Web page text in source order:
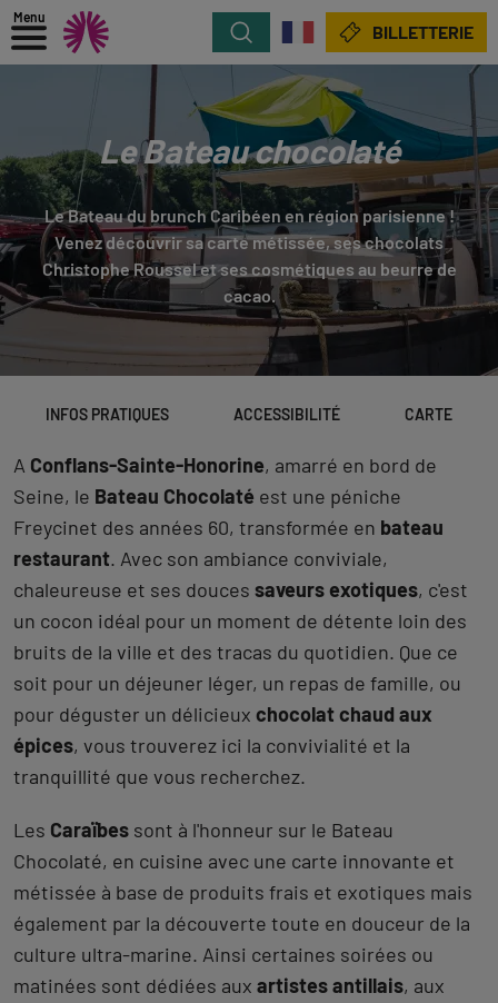
Menu
Rechercher BILLETTERIE
Le Bateau chocolaté
Le Bateau du brunch Caribéen en région parisienne !
Venez découvrir sa carte métissée, ses chocolats
Christophe Roussel et ses cosmétiques au beurre de
cacao.
INFOS PRATIQUES ACCESSIBILITÉ CARTE
A Conflans-Sainte-Honorine, amarré en bord de
Seine, le Bateau Chocolaté est une péniche
Freycinet des années 60, transformée en bateau
restaurant. Avec son ambiance conviviale,
chaleureuse et ses douces saveurs exotiques, c'est
un cocon idéal pour un moment de détente loin des
bruits de la ville et des tracas du quotidien. Que ce
soit pour un déjeuner léger, un repas de famille, ou
pour déguster un délicieux chocolat chaud aux
épices, vous trouverez ici la convivialité et la
tranquillité que vous recherchez.
Les Caraïbes sont à l'honneur sur le Bateau
Chocolaté, en cuisine avec une carte innovante et
métissée à base de produits frais et exotiques mais
également par la découverte toute en douceur de la
culture ultra-marine. Ainsi certaines soirées ou
matinées sont dédiées aux artistes antillais, aux